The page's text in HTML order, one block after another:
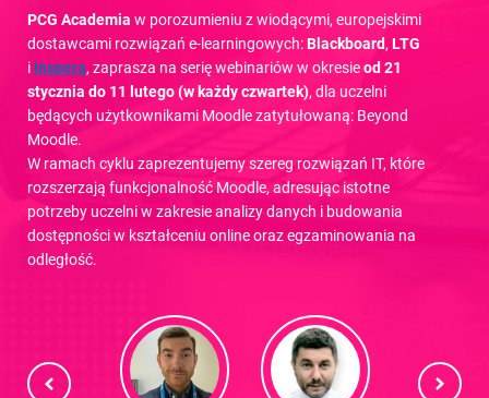
PCG Academia w porozumieniu z wiodącymi, europejskimi
dostawcami rozwiązań e-learningowych:Blackboard, LTG
i Inspera, zaprasza na serię webinariów w okresieod 21
stycznia do 11 lutego (w każdy czwartek), dla uczelni
będących użytkownikami Moodle zatytułowaną: Beyond
Moodle.
W ramach cyklu zaprezentujemy szereg rozwiązań IT, które
rozszerzają funkcjonalność Moodle, adresując istotne
potrzeby uczelni w zakresie analizy danych i budowania
dostępności w kształceniu online oraz egzaminowania na
odległość.